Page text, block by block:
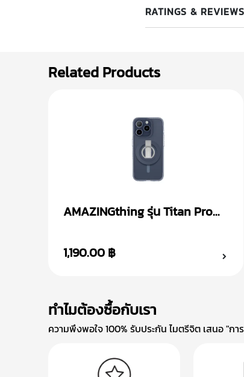
RATINGS & REVIEWS
Related Products
AMAZINGthing รุ่น Titan Pro
iPhone 15
1,190.00 ฿
ทำไมต้องซื้อกับเรา
ความพึงพอใจ 100% รับประกัน ไมตรีจิต เสนอ "